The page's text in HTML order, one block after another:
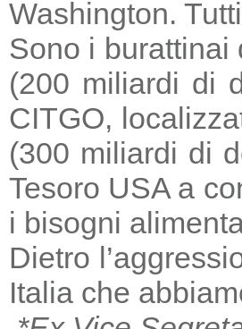
Washington.
Sono i burattinai
(200 miliardi di
CITGO,
(300 miliardi di
Tesoro USA a
i bisogni
Dietro
Italia che